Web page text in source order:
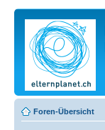
Foren-Übersicht